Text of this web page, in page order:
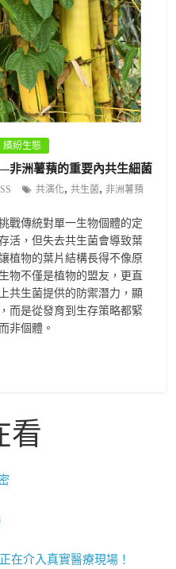
繽紛生態
洲薯蕷的重要內共生細菌
共演化,共生菌,非洲薯蕷
戰傳統對單一生物個體的定
活，但失去共生菌會導致葉
植物的葉片結構長得不像原
物不僅是植物的盟友，更直
共生菌提供的防禦潛力，顯
而是從發育到生存策略都緊
非個體。
看
在介入真實醫療現場！